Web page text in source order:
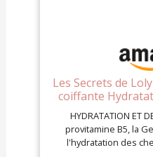
Les Secrets de
coiffante
boucles –
frisés – 97%
HYDRATATION ET
provitamine B5, la
l'hydratation des